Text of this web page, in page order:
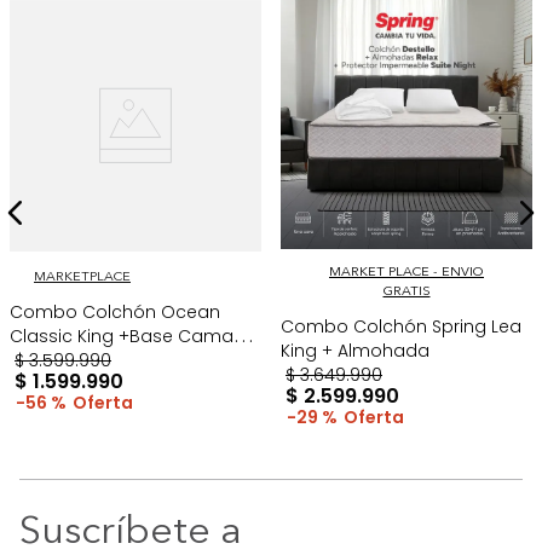
MARKETPLACE
Combo Colchón Ocean
Classic King +Base Cama
Gris
$ 3.599.990
$ 1.599.990
56 %
MARKET PLACE - ENVIO
GRATIS
Combo Colchón Spring Lea
King + Almohada
$ 3.649.990
$ 2.599.990
29 %
Suscríbete a